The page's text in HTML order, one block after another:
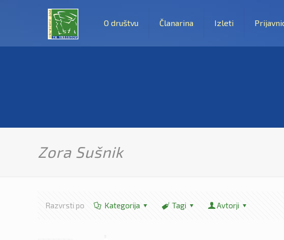
O društvu Članarina Izleti
Zora Sušnik
Razvrsti po Kategorija Tagi Avtorji